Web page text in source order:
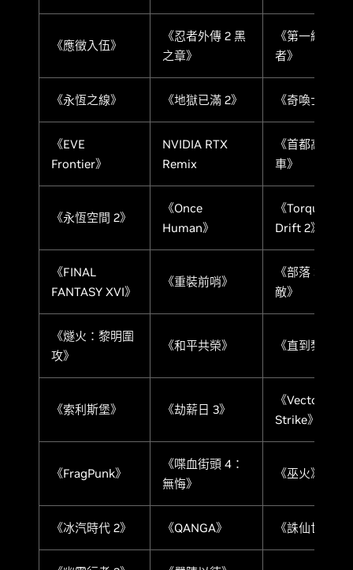
《應徵入伍》
《忍者外傳 2 黑
之章》
《第一繼承
者》
《永恆之線》 《地獄已滿 2》 《奇喚士》
《EVE
Frontier》
NVIDIA RTX
Remix
《首都高賽
車》
《永恆空間 2》
《Once
Human》
《Torque
Drift 2》
《FINAL
FANTASY XVI》
《重裝前哨》
《部落 3: 宿
敵》
《燧火：黎明圍
攻》
《和平共榮》 《直到黎明》
《索利斯堡》 《劫薪日 3》
《Vector
Strike》
《FragPunk》
《喋血街頭 4：
無悔》
《巫火》
《冰汽時代 2》 《QANGA》 《誅仙世界》